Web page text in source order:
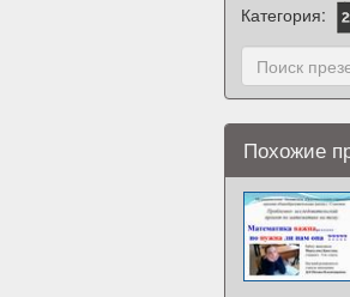
Категория:
Похожие